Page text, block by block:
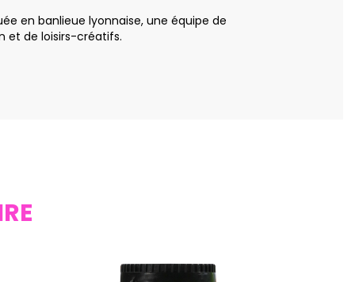
en banlieue lyonnaise, une équipe de
et de loisirs-créatifs.